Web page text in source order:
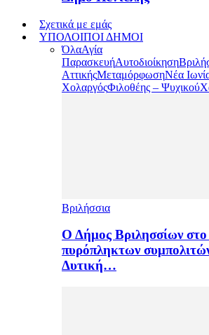
Σχετικά με εμάς
ΥΠΟΛΟΙΠΟΙ ΔΗΜΟΙ
ΌλαΑγία
ΠαρασκευήΑυτοδιοίκηση
ΑττικήςΜεταμόρφωσηΝέα
ΧολαργόςΦιλοθέης – Ψυχικού
Βριλήσσια
Ο Δήμος Βριλησσίων
πυρόπληκτων
Δυτική…